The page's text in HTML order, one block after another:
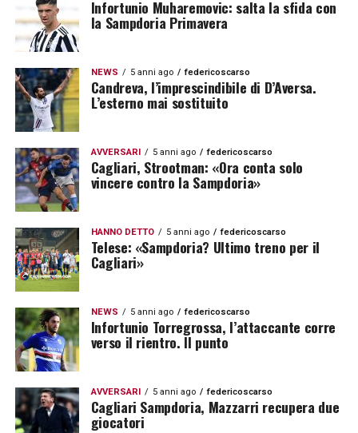
Infortunio Muharemovic: salta la sfida con
la Sampdoria Primavera
NEWS 5 anni ago federicoscarso
Candreva, l’imprescindibile di D’Aversa.
L’esterno mai sostituito
AVVERSARI 5 anni ago federicoscarso
Cagliari, Strootman: «Ora conta solo
vincere contro la Sampdoria»
HANNO DETTO 5 anni ago federicoscarso
Telese: «Sampdoria? Ultimo treno per il
Cagliari»
NEWS 5 anni ago federicoscarso
Infortunio Torregrossa, l’attaccante corre
verso il rientro. Il punto
AVVERSARI 5 anni ago federicoscarso
Cagliari Sampdoria, Mazzarri recupera due
giocatori